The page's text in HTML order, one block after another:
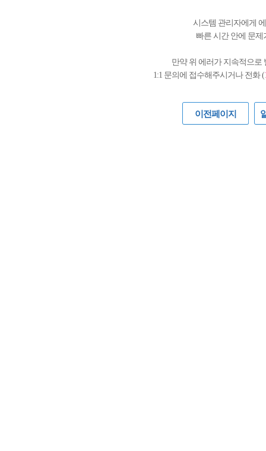
시스템 관리자에게
빠른 시간 안에 문
만약 위 에러가 지속적으로
1:1 문의에 접수해주시거나 전화 (
이전페이지